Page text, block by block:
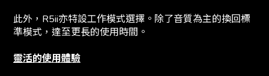
此外，R5ii亦特設工作模式選擇。除了音質為主的換回標
準模式，達至更長的使用時間。
靈活的使用體驗